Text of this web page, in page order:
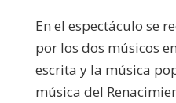
En el espectáculo se
por los dos músicos
escrita y la música
música del